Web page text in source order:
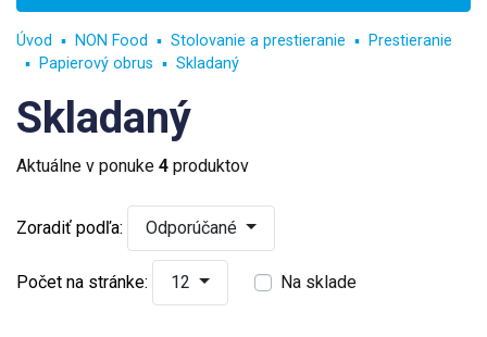
Úvod NON Food Stolovanie a prestieranie
Prestieranie
Papierový obrus
Skladaný
Skladaný
Aktuálne v ponuke 4 produktov
Zoradiť podľa: Odporúčané
Počet na stránke: 12 Na sklade